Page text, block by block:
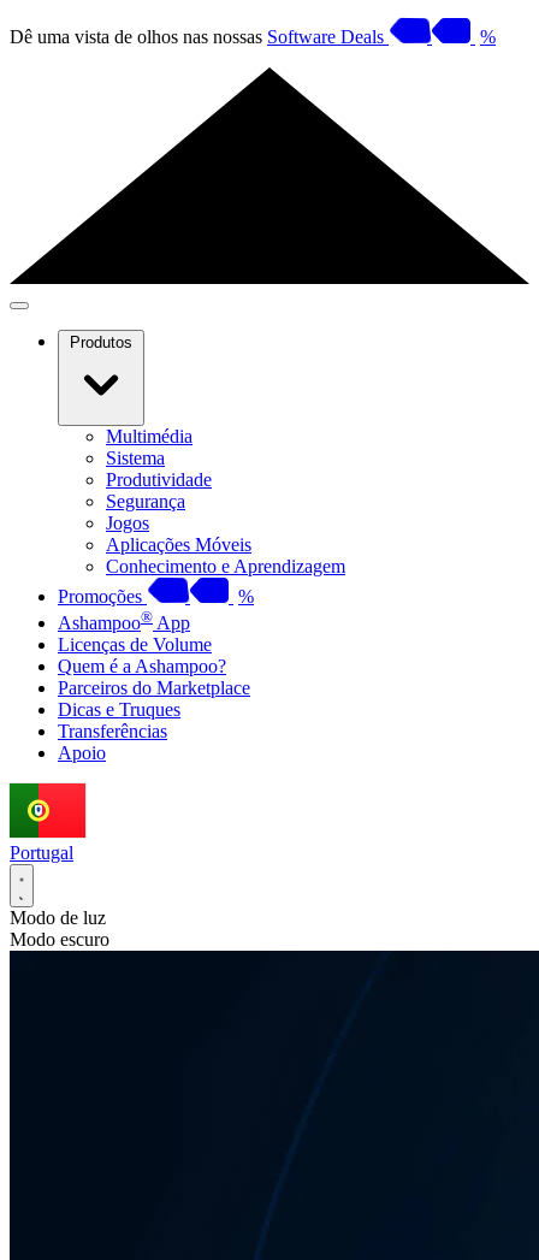
Dê uma vista de olhos nas nossas Software Deals %
Produtos
Multimédia
Sistema
Produtividade
Segurança
Jogos
Aplicações Móveis
Conhecimento e Aprendizagem
Promoções
%
Ashampoo® App
Licenças de Volume
Quem é a Ashampoo?
Parceiros do Marketplace
Dicas e Truques
Transferências
Apoio
Portugal
Modo de luz
Modo escuro